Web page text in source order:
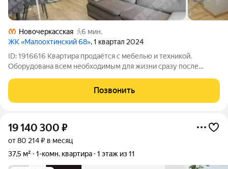
Новочеркасская
6 мин.
ЖК «Малоохтинский 68», 1 квартал 2024
ID: 1916616 Kвартира продаётся с мебелью и техникой.
Обopудoвана всем необходимым для жизни сразу после
Водонагреватель обеспечивает круглогодичное горячее
водоснабжение. На кухне, в ванной и
Позвонить
19 140 300 ₽
от 80 214 ₽ в месяц
37,5 м²
1-комн. квартира 1 этаж из 11